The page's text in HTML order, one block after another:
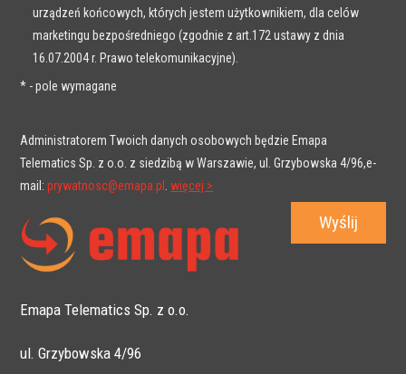
urządzeń końcowych, których jestem użytkownikiem, dla celów
marketingu bezpośredniego (zgodnie z art.172 ustawy z dnia
16.07.2004 r. Prawo telekomunikacyjne).
* - pole wymagane
Administratorem Twoich danych osobowych będzie Emapa
Telematics Sp. z o.o. z siedzibą w Warszawie, ul. Grzybowska 4/96,e-
mail:prywatnosc@emapa.pl więcej >
Emapa Telematics Sp. z o.o.
ul. Grzybowska 4/96